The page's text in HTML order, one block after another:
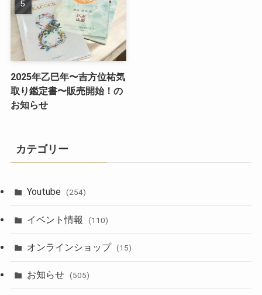
2025年乙巳年〜吉方位祐気
取り鑑定書〜販売開始！の
お知らせ
カテゴリー
Youtube (254)
イベント情報 (110)
オンラインショップ (15)
お知らせ (505)